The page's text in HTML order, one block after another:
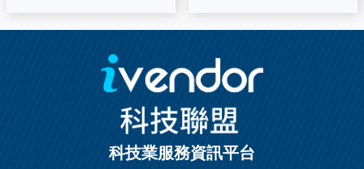
04a9c9f.png 1.低磨耗率可
避免鋁屑飛散 2.同時進行多
點檢測可提高測試效率 3.適
用大範圍之溫度檢測(低溫至
高溫) 4.提升高頻傳輸特性 5.
High Multi 64Site
科技業服務資訊平台